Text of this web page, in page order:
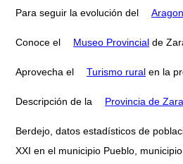
Para seguir la evolución del
Conoce el Museo Provincial de
Aprovecha el Turismo rural en la
Descripción de la Provincia de
Berdejo, datos estadísticos de
XXI en el municipio Pueblo,